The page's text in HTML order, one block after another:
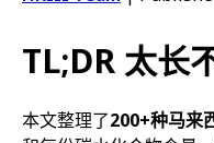
TL;DR 太长
本文整理了200+种马来